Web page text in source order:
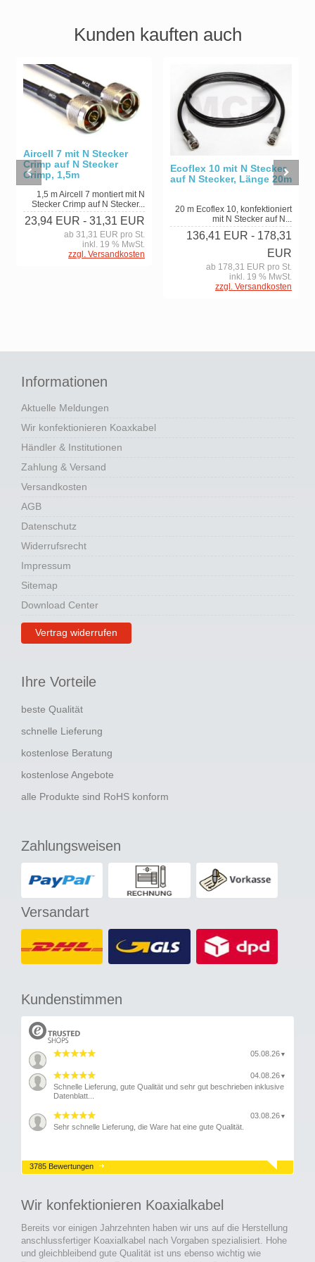
Kunden kauften auch
Aircell 7 mit N Stecker
Crimp auf N Stecker
Crimp, 1,5m
1,5 m Aircell 7 montiert mit N
Stecker Crimp auf N Stecker...
23,94 EUR - 31,31 EUR
ab 31,31 EUR pro St.
inkl. 19 % MwSt.
zzgl. Versandkosten
Ecoflex 10 mit N Stecker
auf N Stecker, Länge 20m
20 m Ecoflex 10, konfektioniert
mit N Stecker auf N...
136,41 EUR - 178,31
EUR
ab 178,31 EUR pro St.
inkl. 19 % MwSt.
zzgl. Versandkosten
Informationen
Aktuelle Meldungen
Wir konfektionieren Koaxkabel
Händler & Institutionen
Zahlung & Versand
Versandkosten
AGB
Datenschutz
Widerrufsrecht
Impressum
Sitemap
Download Center
Vertrag widerrufen
Ihre Vorteile
beste Qualität
schnelle Lieferung
kostenlose Beratung
kostenlose Angebote
alle Produkte sind RoHS konform
Zahlungsweisen
Versandart
Kundenstimmen
05.08.26 ▼
04.08.26 ▼
Schnelle Lieferung, gute Qualität und sehr gut beschrieben inklusive
Datenblatt...
03.08.26 ▼
Sehr schnelle Lieferung, die Ware hat eine gute Qualität.
3785 Bewertungen
Wir konfektionieren Koaxialkabel
Bereits vor einigen Jahrzehnten haben wir uns auf die Herstellung
anschlussfertiger Koaxialkabel nach Vorgaben spezialisiert. Hohe
und gleichbleibend gute Qualität ist uns ebenso wichtig wie